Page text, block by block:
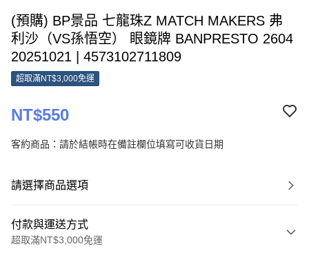
(預購) BP景品 七龍珠Z MATCH MAKERS 弗
利沙（VS孫悟空） 眼鏡牌 BANPRESTO 2604
20251021 | 4573102711809
超取滿NT$3,000免運
NT$550
客約商品：請於結帳時在備註欄位填寫可收貨日期
請選擇商品選項
付款與運送方式
超取滿NT$3,000免運